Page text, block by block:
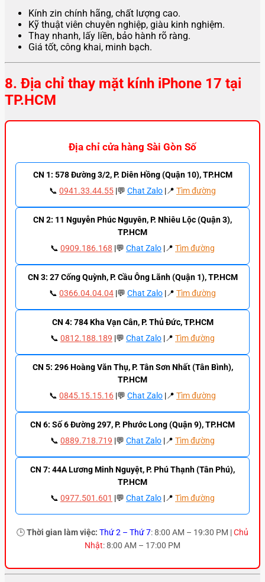
Kính zin chính hãng, chất lượng cao.
Kỹ thuật viên chuyên nghiệp, giàu kinh nghiệm.
Thay nhanh, lấy liền, bảo hành rõ ràng.
Giá tốt, công khai, minh bạch.
8. Địa chỉ thay mặt kính iPhone 17 tại
TP.HCM
Địa chỉ cửa hàng Sài Gòn Số
CN 1: 578 Đường 3/2, P. Diên Hồng (Quận 10), TP.HCM
📞 0941.33.44.55 |💬 Chat Zalo |📍 Tìm đường
CN 2: 11 Nguyễn Phúc Nguyên, P. Nhiêu Lộc (Quận 3),
TP.HCM
📞 0909.186.168 |💬 Chat Zalo |📍 Tìm đường
CN 3: 27 Cống Quỳnh, P. Cầu Ông Lãnh (Quận 1), TP.HCM
📞 0366.04.04.04 |💬 Chat Zalo |📍 Tìm đường
CN 4: 784 Kha Vạn Cân, P. Thủ Đức, TP.HCM
📞 0812.188.189 |💬 Chat Zalo |📍 Tìm đường
CN 5: 296 Hoàng Văn Thụ, P. Tân Sơn Nhất (Tân Bình),
TP.HCM
📞 0845.15.15.16 |💬 Chat Zalo |📍 Tìm đường
CN 6: Số 6 Đường 297, P. Phước Long (Quận 9), TP.HCM
📞 0889.718.719 |💬 Chat Zalo |📍 Tìm đường
CN 7: 44A Lương Minh Nguyệt, P. Phú Thạnh (Tân Phú),
TP.HCM
📞 0977.501.601 |💬 Chat Zalo |📍 Tìm đường
🕒Thời gian làm việc: Thứ 2 – Thứ 7: 8:00 AM – 19:30 PM |Chủ
Nhật: 8:00 AM – 17:00 PM